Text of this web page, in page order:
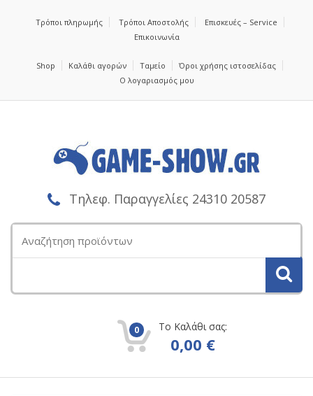
Τρόποι πληρωμής Τρόποι Αποστολής
Επισκευές – Service
Επικοινωνία
Shop Καλάθι αγορών Ταμείο
Όροι χρήσης ιστοσελίδας
Ο λογαριασμός μου
Τηλεφ. Παραγγελίες 24310 20587
για:
0 Το Καλάθι σας:
0,00 €